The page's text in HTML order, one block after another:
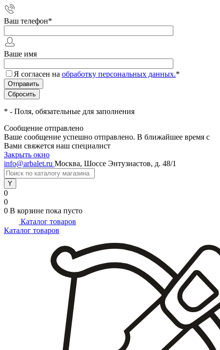
Ваш телефон*
Ваше имя
Я согласен на обработку персональных данных.*
* - Поля, обязательные для заполнения
Сообщение отправлено
Ваше сообщение успешно отправлено. В ближайшее время с
Вами свяжется наш специалист
Закрыть окно
info@arbalet.ru Москва, Шоссе Энтузиастов, д. 48/1
0
0
0 В корзине пока пусто
Каталог товаров
Каталог товаров